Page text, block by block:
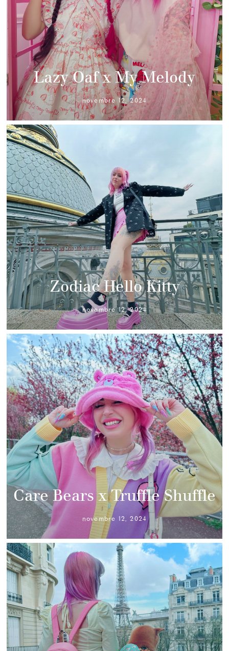
Lazy Oaf x My Melody
novembre 12, 2024
Zodiac Hello Kitty
novembre 12, 2024
Care Bears x Truffle Shuffle
novembre 12, 2024